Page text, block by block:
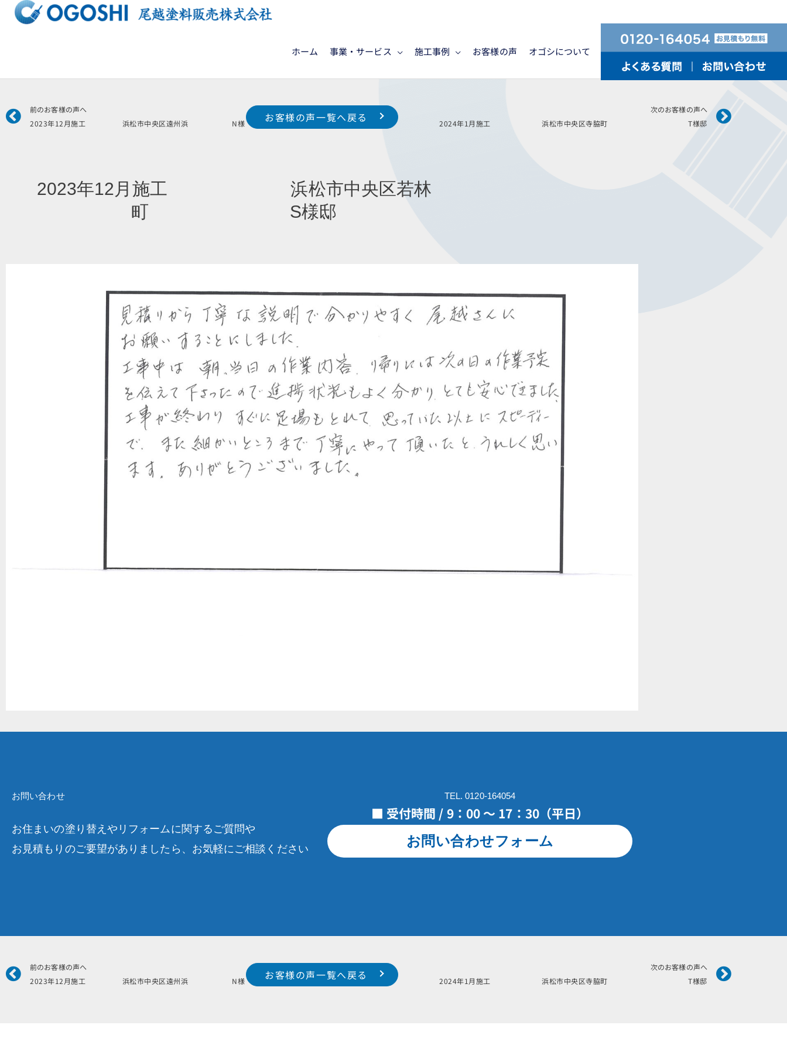
ッ
ホーム 事業・サービス 施工事例 お客様の声 オゴシについて
Prev
前のお客様の声へ
2023年12月施工 浜松市中央区遠州浜 N様
次のお客様の声へ
2024年1月施工 浜松市中央区寺脇町 T様邸
Next
お客様の声一覧へ戻る
2023年12月施工 浜松市中央区若林
町 S様邸
お問い合わせ
お住まいの塗り替えやリフォームに関するご質問や
お見積もりのご要望がありましたら、お気軽にご相談ください
TEL. 0120-164054
■ 受付時間 / 9：00 ～ 17：30（平日）
お問い合わせフォーム
Prev
前のお客様の声へ
2023年12月施工 浜松市中央区遠州浜 N様
次のお客様の声へ
2024年1月施工 浜松市中央区寺脇町 T様邸
Next
お客様の声一覧へ戻る